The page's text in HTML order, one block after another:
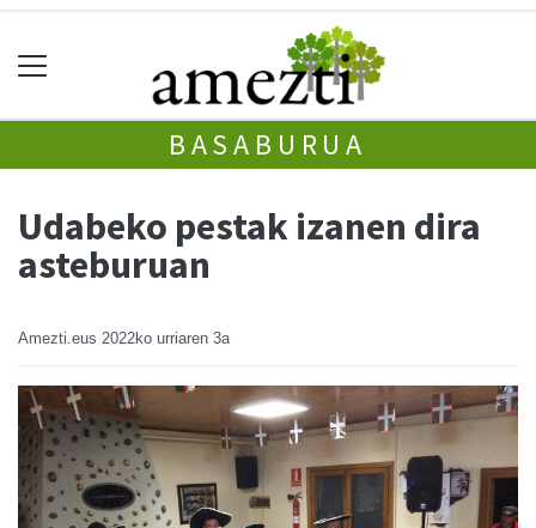
BASABURUA
Udabeko pestak izanen dira
asteburuan
Amezti.eus 2022ko urriaren 3a